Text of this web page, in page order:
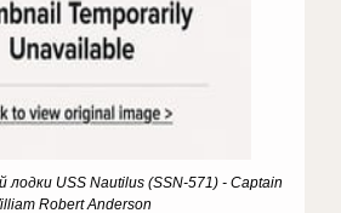
лодки USS Nautilus (SSN-571) - Captain
Robert Anderson